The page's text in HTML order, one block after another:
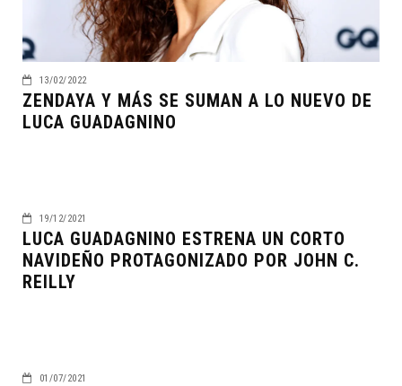
13/02/2022
ZENDAYA Y MÁS SE SUMAN A LO NUEVO DE
LUCA GUADAGNINO
19/12/2021
LUCA GUADAGNINO ESTRENA UN CORTO
NAVIDEÑO PROTAGONIZADO POR JOHN C.
REILLY
01/07/2021